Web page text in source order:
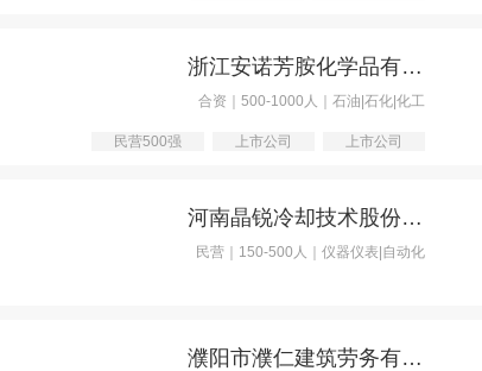
浙江安诺芳胺化学品有限公司
合资｜500-1000人｜石油|石化|化工
民营500强 上市公司 上市公司
河南晶锐冷却技术股份有限公司
民营｜150-500人｜仪器仪表|自动化
濮阳市濮仁建筑劳务有限公司